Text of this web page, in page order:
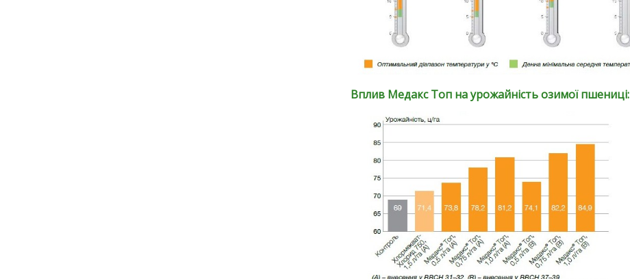
Вплив Медакс Топ на урожайність озимої пшениці: